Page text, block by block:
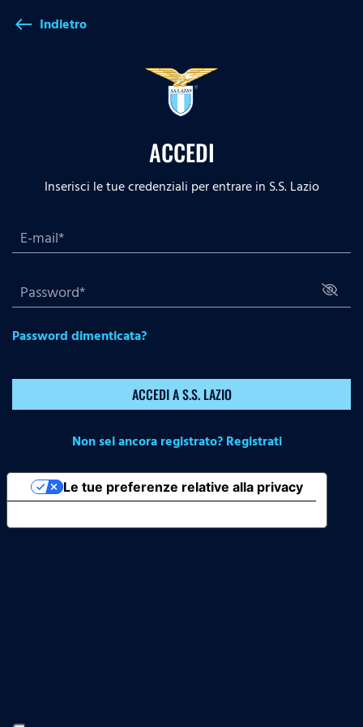
west Indietro
ACCEDI
Inserisci le tue credenziali per entrare in S.S. Lazio
Password dimenticata?
ACCEDI A S.S. LAZIO
Non sei ancora registrato? Registrati
Le tue preferenze relative alla privacy